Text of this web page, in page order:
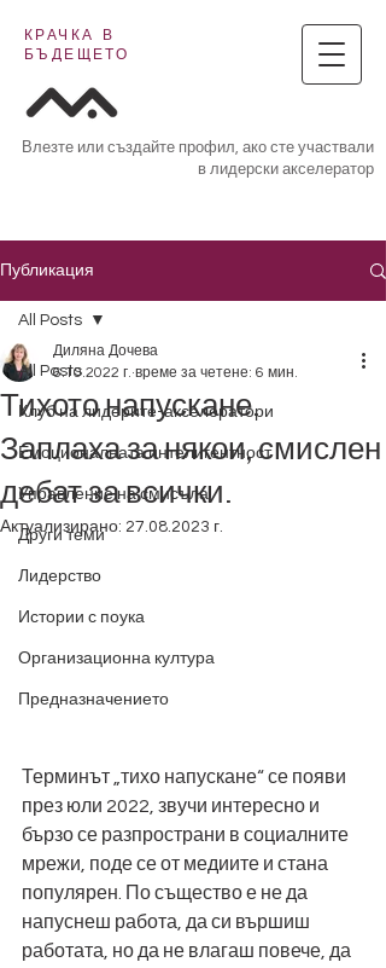
КРАЧКА В
БЪДЕЩЕТО
Влезте или създайте профил, ако сте участвали
в лидерски акселератор
Публикация
All Posts
Клуб на лидерите-акселератори
Емоционалната интелигентност
Управление на смисъла
Други теми
Лидерство
Истории с поука
Организационна култура
Предназначението
All Posts
Тихото напускане.
Заплаха за някои, смислен
дебат за всички.
Диляна Дочева
6.10.2022 г. време за четене: 6 мин.
Актуализирано: 27.08.2023 г.
Терминът „тихо напускане“ се появи
през юли 2022, звучи интересно и
бързо се разпространи в социалните
мрежи, поде се от медиите и стана
популярен. По същество е не да
напуснеш работа, да си вършиш
работата, но да не влагаш повече, да